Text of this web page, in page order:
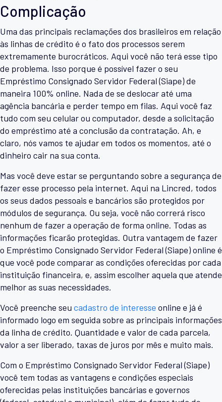
Complicação
Uma das principais reclamações dos brasileiros em relação
às linhas de crédito é o fato dos processos serem
extremamente burocráticos. Aqui você não terá esse tipo
de problema. Isso porque é possível fazer o seu
Empréstimo Consignado Servidor Federal (Siape) de
maneira 100% online. Nada de se deslocar até uma
agência bancária e perder tempo em filas. Aqui você faz
tudo com seu celular ou computador, desde a solicitação
do empréstimo até a conclusão da contratação. Ah, e
claro, nós vamos te ajudar em todos os momentos, até o
dinheiro cair na sua conta.
Mas você deve estar se perguntando sobre a segurança de
fazer esse processo pela internet. Aqui na Lincred, todos
os seus dados pessoais e bancários são protegidos por
módulos de segurança. Ou seja, você não correrá risco
nenhum de fazer a operação de forma online. Todas as
informações ficarão protegidas. Outra vantagem de fazer
o Empréstimo Consignado Servidor Federal (Siape) online é
que você pode comparar as condições oferecidas por cada
instituição financeira, e, assim escolher aquela que atende
melhor as suas necessidades.
Você preenche seu cadastro de interesse online e já é
informado logo em seguida sobre as principais informações
da linha de crédito. Quantidade e valor de cada parcela,
valor a ser liberado, taxas de juros por mês e muito mais.
Com o Empréstimo Consignado Servidor Federal (Siape)
você tem todas as vantagens e condições especiais
oferecidas pelas instituições bancárias e governos